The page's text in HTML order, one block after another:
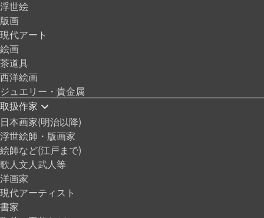
浮世絵
版画
現代アート
絵画
茶道具
西洋絵画
ジュエリー・貴金属
取扱作家
日本画家(明治以降)
浮世絵師・版画家
絵師など(江戸まで)
歌人文人武人等
洋画家
現代アーティスト
書家